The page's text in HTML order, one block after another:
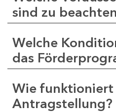
sind zu
Welche
das
Wie
Antragstellung?